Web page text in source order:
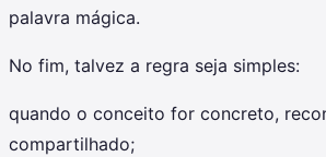
palavra mágica.
No fim, talvez a regra seja simples:
quando o conceito for concreto,
compartilhado;